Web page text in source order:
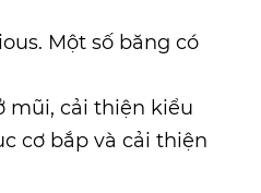
Một số băng có
mũi, cải thiện kiểu
cơ bắp và cải thiện